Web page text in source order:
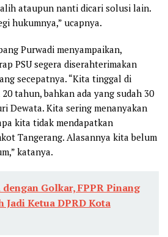
ataupun nanti dicari solusi lain.
hukumnya,” ucapnya.
Purwadi menyampaikan,
PSU segera diserahterimakan
secepatnya. “Kita tinggal di
tahun, bahkan ada yang sudah 30
Dewata. Kita sering menanyakan
kita tidak mendapatkan
Tangerang. Alasannya kita belum
katanya.
dengan Golkar, FPPR Pinang
Jadi Ketua DPRD Kota